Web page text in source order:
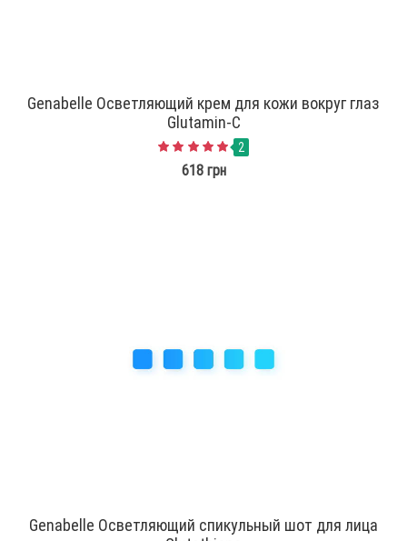
Genabelle Осветляющий крем для кожи вокруг глаз
Glutamin-C
2
618 грн
Genabelle Осветляющий спикульный шот для лица